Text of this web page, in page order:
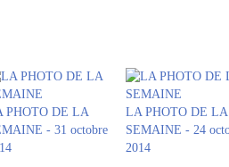
PHOTO DE LA
- 31 octobre
LA PHOTO DE LA
SEMAINE - 24
2014